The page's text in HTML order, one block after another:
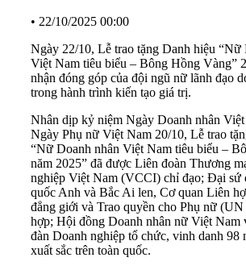
• 22/10/2025 00:00
Ngày 22/10, Lễ trao tặng Danh hiệu “Nữ
Việt Nam tiêu biểu – Bông Hồng Vàng”
nhận đóng góp của đội ngũ nữ lãnh đạo
trong hành trình kiến tạo giá trị.
Nhân dịp kỷ niệm Ngày Doanh nhân
Ngày Phụ nữ Việt Nam 20/10, Lễ trao
“Nữ Doanh nhân Việt Nam tiêu biểu –
năm 2025” đã được Liên đoàn Thương
nghiệp Việt Nam (VCCI) chỉ đạo; Đại sứ
quốc Anh và Bắc Ai len, Cơ quan Liên
đẳng giới và Trao quyền cho Phụ nữ
hợp; Hội đồng Doanh nhân nữ Việt Nam
đàn Doanh nghiệp tổ chức, vinh danh 98
xuất sắc trên toàn quốc.